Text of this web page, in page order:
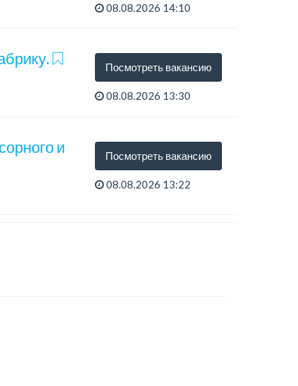
08.08.2026 14:10
Посмотреть вакансию
08.08.2026 13:30
и
Посмотреть вакансию
08.08.2026 13:22